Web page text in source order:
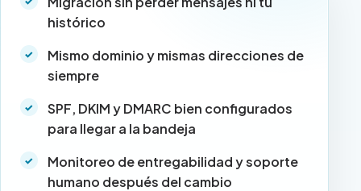
histórico
Mismo dominio y mismas direcciones de
siempre
SPF, DKIM y DMARC bien configurados
para llegar a la bandeja
Monitoreo de entregabilidad y soporte
humano después del cambio